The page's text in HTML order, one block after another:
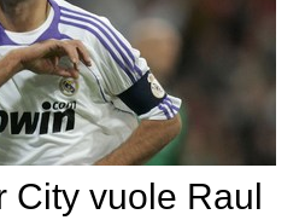
City vuole Raul